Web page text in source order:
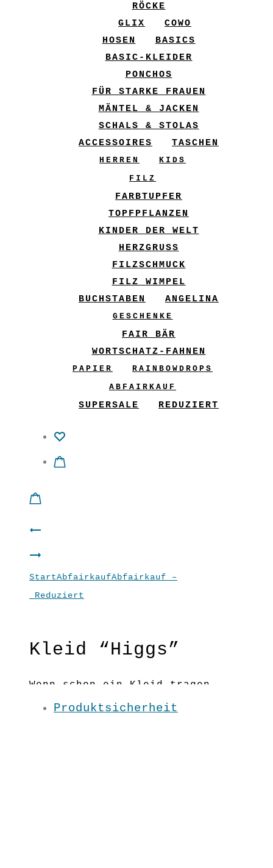
RÖCKE
GLIX
COWO
HOSEN
BASICS
BASIC-KLEIDER
PONCHOS
FÜR STARKE FRAUEN
MÄNTEL & JACKEN
SCHALS & STOLAS
ACCESSOIRES
TASCHEN
HERREN
KIDS
FILZ
FARBTUPFER
TOPFPFLANZEN
KINDER DER WELT
HERZGRUSS
FILZSCHMUCK
FILZ WIMPEL
BUCHSTABEN
ANGELINA
GESCHENKE
FAIR BÄR
WORTSCHATZ-FAHNEN
PAPIER
RAINBOWDROPS
ABFAIRKAUF
SUPERSALE REDUZIERT
Product
navigation
Tunika
“Here
StartAbfairkaufAbfairkauf –
Reduziert
Kleid “Higgs”
Wenn schon ein Kleid tragen,
dann aber auch ein besonderes-
dieses hier zum Beispiel- mit
Produktsicherheit